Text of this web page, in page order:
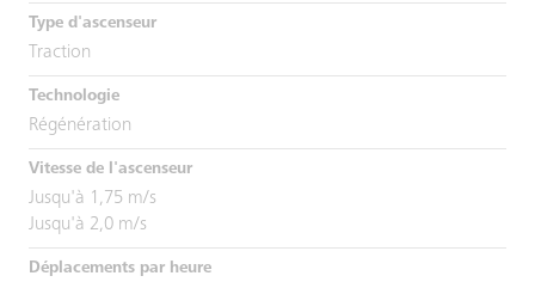
Traction
Régénération
Jusqu'à 1,75 m/s
Jusqu'à 2,0 m/s